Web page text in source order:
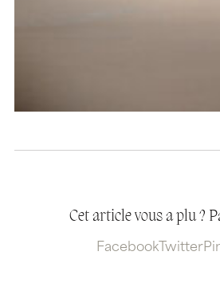
Cet article vous a plu ?
Facebook Twitter